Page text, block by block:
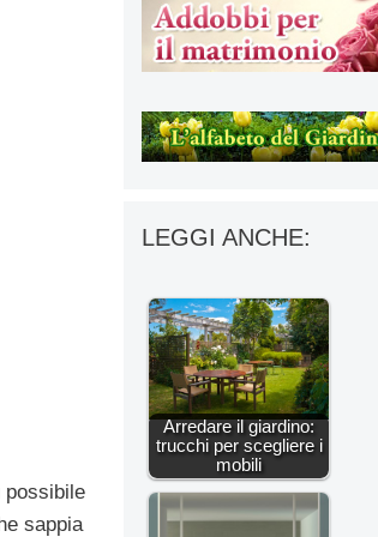
possibile
sappia
LEGGI ANCHE:
Arredare il giardino:
trucchi per scegliere i
mobili